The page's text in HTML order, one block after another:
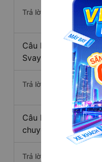
Trả lời: Vé xe rẻ nhất
Câu hỏi: Có bao
Svay Rieng ?
Trả lời: Hiện tại có 4
Câu hỏi: Từ Hóc
chuyển bằng xe
Trả lời: Thời gian di